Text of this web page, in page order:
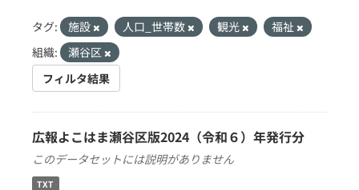
タグ: 施設 人口_世帯数 観光
福祉
組織:
瀬谷区
フィルタ結果
広報よこはま瀬谷区版2024（令和６）年発行分
このデータセットには説明がありません
TXT